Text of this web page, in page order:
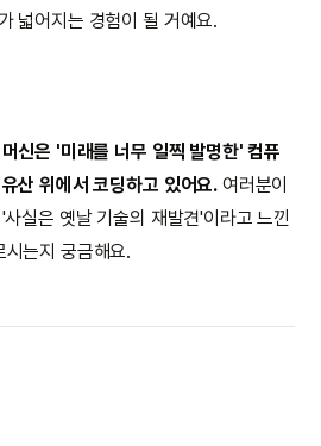
넓어지는 경험이 될 거예요.
신은 '미래를 너무 일찍 발명한' 컴퓨
산 위에서 코딩하고 있어요. 여러분이
실은 옛날 기술의 재발견'이라고 느낀
는지 궁금해요.